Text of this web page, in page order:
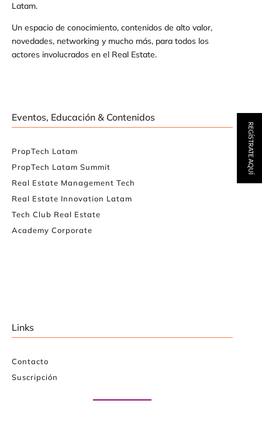
Latam.
Un espacio de conocimiento, contenidos de alto valor,
novedades, networking y mucho más, para todos los
actores involucrados en el Real Estate.
Eventos, Educación & Contenidos
PropTech Latam
PropTech Latam Summit
Real Estate Management Tech
Real Estate Innovation Latam
Tech Club Real Estate
Academy Corporate
Links
Contacto
Suscripción
REGÍSTRATE AQUÍ